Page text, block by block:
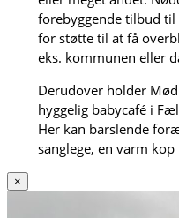
forebyggende tilbud
for støtte til at få
eks. kommunen eller
Derudover holder
hyggelig babycafé i
Her kan barslende
sanglege, en varm
×